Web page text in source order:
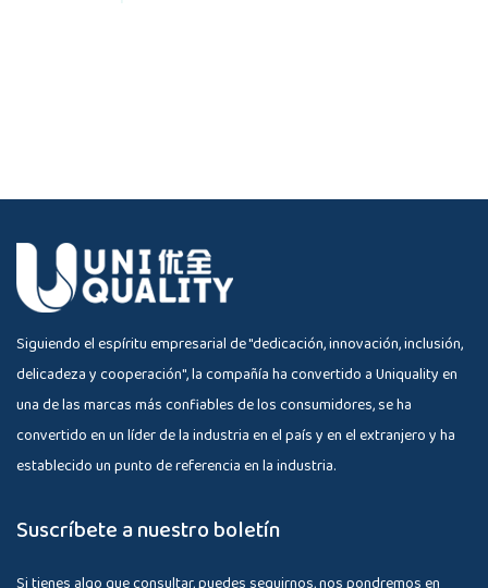
Siguiendo el espíritu empresarial de "dedicación, innovación, inclusión,
delicadeza y cooperación", la compañía ha convertido a Uniquality en
una de las marcas más confiables de los consumidores, se ha
convertido en un líder de la industria en el país y en el extranjero y ha
establecido un punto de referencia en la industria.
Suscríbete a nuestro boletín